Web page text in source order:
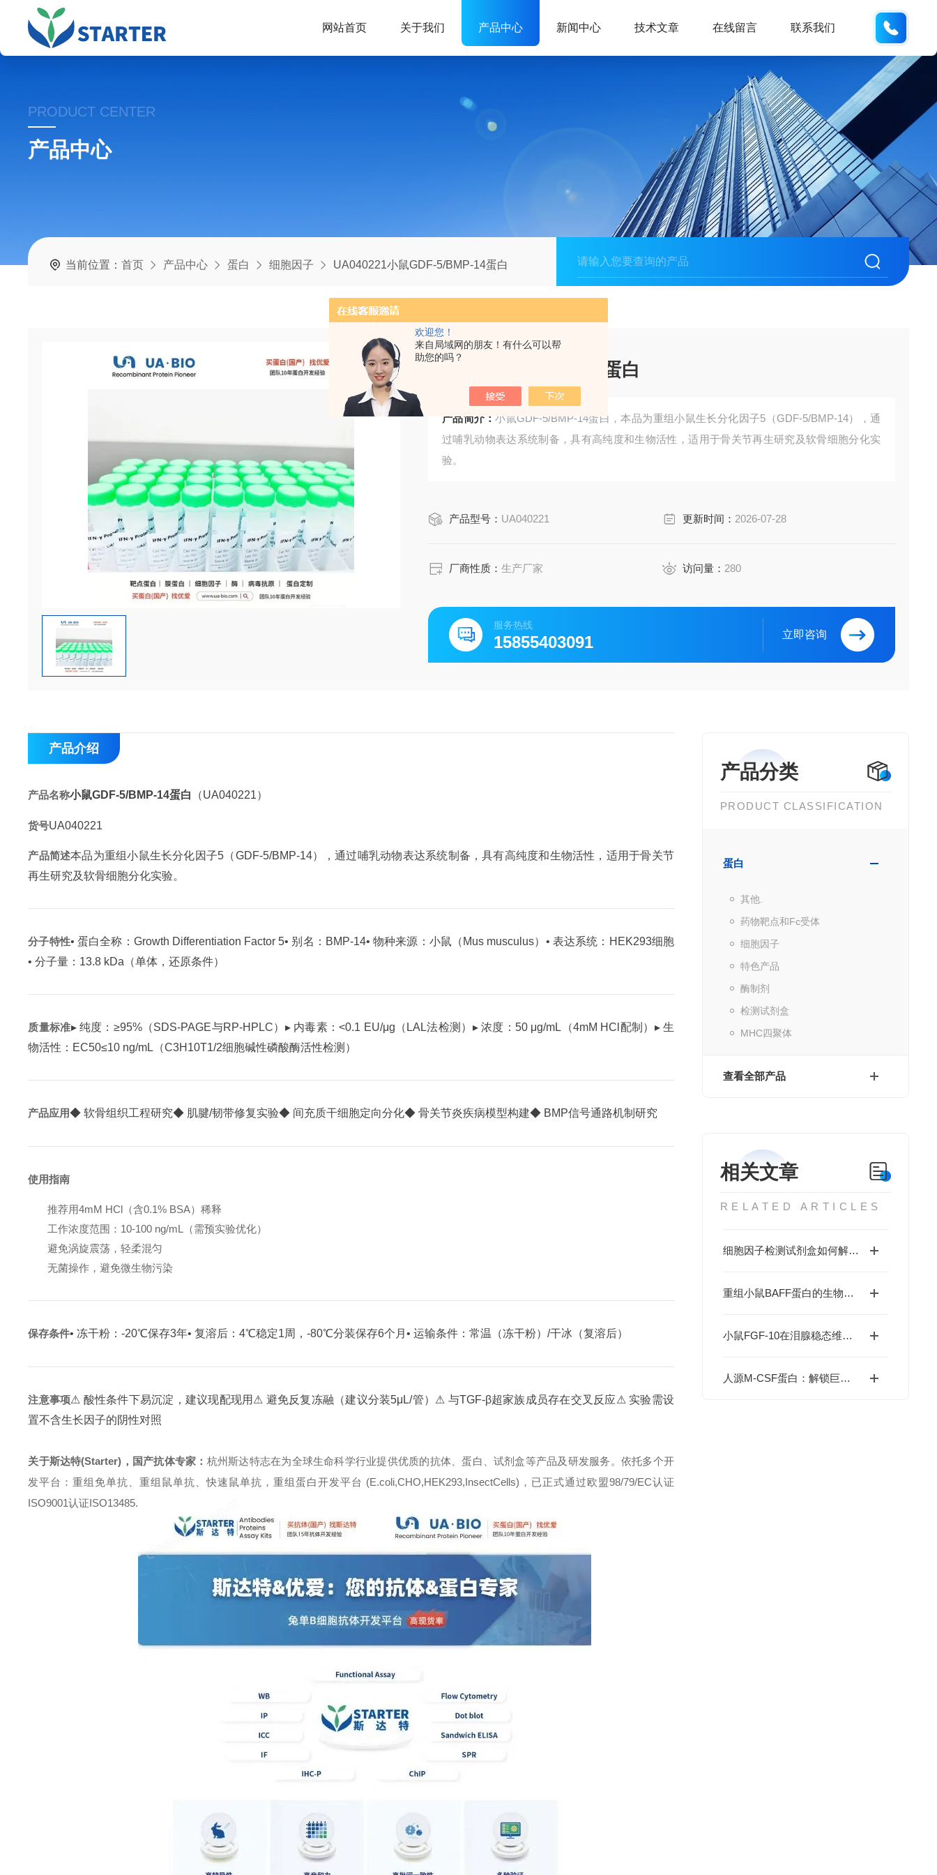
欢迎您！
来自局域网的朋友！有什么可以帮
助您的吗？
网站首页 关于我们 产品中心 新闻中心 技术文章 在线留言 联系我们
PRODUCT CENTER
产品中心
当前位置：首页 产品中心 蛋白 细胞因子 UA040221小鼠GDF-5/BMP-14蛋白
小鼠GDF-5/BMP-14蛋白
产品简介：小鼠GDF-5/BMP-14蛋白，本品为重组小鼠生长分化因子5（GDF-5/BMP-14），通
过哺乳动物表达系统制备，具有高纯度和生物活性，适用于骨关节再生研究及软骨细胞分化实
验。
产品型号： UA040221 更新时间： 2026-07-28
厂商性质：生产厂家 访问量： 280
服务热线
15855403091 立即咨询
产品分类
PRODUCT CLASSIFICATION
蛋白
其他.
药物靶点和Fc受体
细胞因子
特色产品
酶制剂
检测试剂盒
MHC四聚体
查看全部产品
相关文章
RELATED ARTICLES
细胞因子检测试剂盒如何解码免疫调控网络？
重组小鼠BAFF蛋白的生物学特性及科研应用价值
小鼠FGF-10在泪腺稳态维持与干眼症干预中的价值
人源M-CSF蛋白：解锁巨噬细胞研究与肿瘤免疫的科研密钥
产品介绍
产品名称小鼠GDF-5/BMP-14蛋白 （UA040221）
货号UA040221
产品简述本品为重组小鼠生长分化因子5（GDF-5/BMP-14），通过哺乳动物表达系统制备，具有高纯度和生物活性，适用于骨关节
再生研究及软骨细胞分化实验。
分子特性• 蛋白全称：Growth Differentiation Factor 5• 别名：BMP-14• 物种来源：小鼠（Mus musculus） • 表达系统：HEK293细胞
• 分子量：13.8 kDa（单体，还原条件）
质量标准▸ 纯度：≥95%（SDS-PAGE与RP-HPLC） ▸ 内毒素：<0.1 EU/μg（LAL法检测） ▸ 浓度：50 μg/mL（4mM HCl配制） ▸ 生
物活性：EC50≤10 ng/mL（C3H10T1/2细胞碱性磷酸酶活性检测）
产品应用◆ 软骨组织工程研究◆ 肌腱/韧带修复实验◆ 间充质干细胞定向分化◆ 骨关节炎疾病模型构建◆ BMP信号通路机制研究
使用指南
推荐用4mM HCl（含0.1% BSA）稀释
工作浓度范围：10-100 ng/mL（需预实验优化）
避免涡旋震荡，轻柔混匀
无菌操作，避免微生物污染
保存条件• 冻干粉：-20℃保存3年• 复溶后：4℃稳定1周，-80℃分装保存6个月• 运输条件：常温（冻干粉）/干冰（复溶后）
注意事项⚠ 酸性条件下易沉淀，建议现配现用 ⚠ 避免反复冻融（建议分装5μL/管） ⚠ 与TGF-β超家族成员存在交叉反应⚠ 实验需设
置不含生长因子的阴性对照
关于斯达特(Starter)，国产抗体专家： 杭州斯达特志在为全球生命科学行业提供优质的抗体、蛋白、试剂盒等产品及研发服务。依托多个开
发平台：重组免单抗、重组鼠单抗、快速鼠单抗，重组蛋白开发平台 (E.coli,CHO,HEK293,InsectCells)，已正式通过欧盟98/79/EC认证
ISO9001认证ISO13485.